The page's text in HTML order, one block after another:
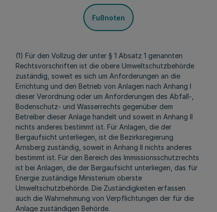
Fußnoten
(1) Für den Vollzug der unter § 1 Absatz 1 genannten
Rechtsvorschriften ist die obere Umweltschutzbehörde
zuständig, soweit es sich um Anforderungen an die
Errichtung und den Betrieb von Anlagen nach Anhang I
dieser Verordnung oder um Anforderungen des Abfall-,
Bodenschutz- und Wasserrechts gegenüber dem
Betreiber dieser Anlage handelt und soweit in Anhang II
nichts anderes bestimmt ist. Für Anlagen, die der
Bergaufsicht unterliegen, ist die Bezirksregierung
Arnsberg zuständig, soweit in Anhang II nichts anderes
bestimmt ist. Für den Bereich des Immissionsschutzrechts
ist bei Anlagen, die der Bergaufsicht unterliegen, das für
Energie zuständige Ministerium oberste
Umweltschutzbehörde. Die Zuständigkeiten erfassen
auch die Wahrnehmung von Verpflichtungen der für die
Anlage zuständigen Behörde.